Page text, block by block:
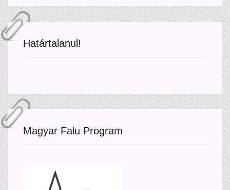
Határtalanul!
Magyar Falu Program